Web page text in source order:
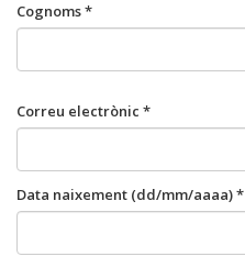
Cognoms *
Correu electrònic *
Data naixement (dd/mm/aaaa) *